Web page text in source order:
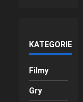
KATEGORIE
Filmy
Gry